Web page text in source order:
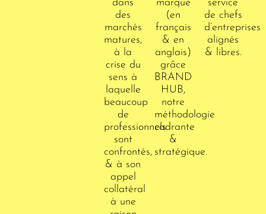
dans
des
marchés
matures,
à la
crise du
sens à
laquelle
beaucoup
de
professionnels
sont
confrontés,
& à son
appel
collatéral
à une
marque
(en
français
& en
anglais)
grâce
BRAND
HUB,
notre
méthodologie
cadrante
&
stratégique.
service
de chefs
d’entreprises
alignés
& libres.